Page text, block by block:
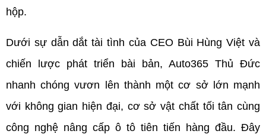
hộp.
Dưới sự dẫn dắt tài tình của CEO Bùi Hùng Việt và
chiến lược phát triển bài bản, Auto365 Thủ Đức
nhanh chóng vươn lên thành một cơ sở lớn mạnh
với không gian hiện đại, cơ sở vật chất tối tân cùng
công nghệ nâng cấp ô tô tiên tiến hàng đầu. Đây